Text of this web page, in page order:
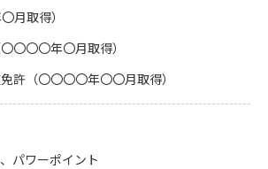
月取得）
〇〇〇年〇月取得）
許（〇〇〇〇年〇〇月取得）
パワーポイント